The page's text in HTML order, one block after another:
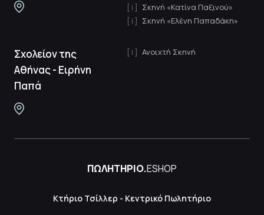
Σκηνή «Κατίνα Παξινού»
Σκηνή «Ελένη Παπαδάκη»
Σχολείον της
Αθήνας - Ειρήνη
Παπά
Ανοιχτή Σκηνή
ΠΩΛΗΤΗΡΙΟ.ESHOP
Κτήριο Τσίλλερ - Κεντρικό Πωλητήριο